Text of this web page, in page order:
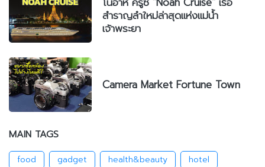
สำราญลำใหม่ล่าสุดแห่งแม่น้ำ
เจ้าพระยา
Camera Market Fortune Town
MAIN TAGS
food gadget health&beauty
hotel